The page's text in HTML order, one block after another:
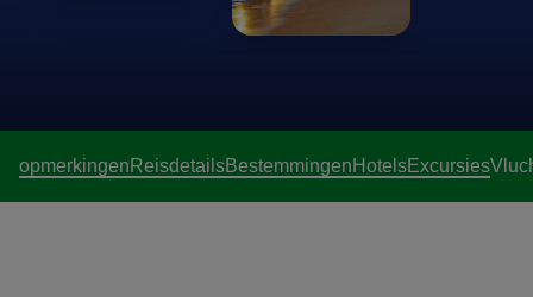
opmerkingenReisdetailsBestemmingenHotelsExcursies